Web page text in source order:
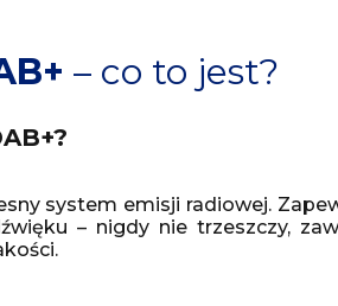
– co to jest?
system emisji radiowej.
– nigdy nie trzeszczy,